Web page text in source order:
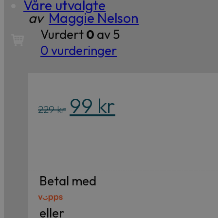
Våre utvalgte
av Maggie Nelson
Vurdert0 av 5
0vurderinger
229kr
Opprinnelig
pris
99 kr
Betal med
eller